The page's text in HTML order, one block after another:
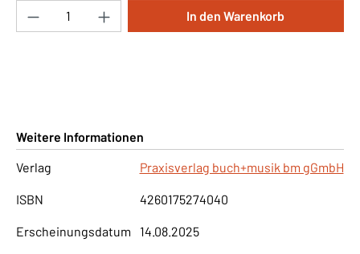
Produkt Anzahl: Gib den gewünschten
In den Warenkorb
Weitere Informationen
Verlag
Praxisverlag buch+musik bm gGmbH
ISBN 4260175274040
Erscheinungsdatum 14.08.2025